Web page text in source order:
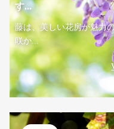
す...
藤は、美しい花房が魅力
咲か...